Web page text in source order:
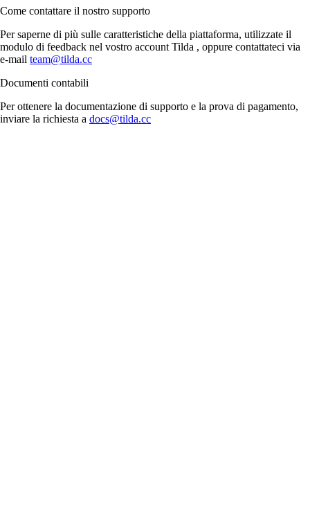
Come contattare il nostro supporto
Per saperne di più sulle caratteristiche della piattaforma, utilizzate il
modulo di feedback nel vostro account Tilda , oppure contattateci via
e-mail team@tilda.cc
Documenti contabili
Per ottenere la documentazione di supporto e la prova di pagamento,
inviare la richiesta a docs@tilda.cc